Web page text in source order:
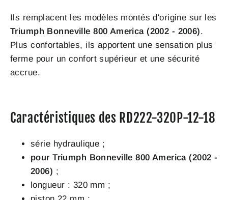
Ils remplacent les modèles montés d'origine sur les
Triumph Bonneville 800 America (2002 - 2006).
Plus confortables, ils apportent une sensation plus
ferme pour un confort supérieur et une sécurité
accrue.
Caractéristiques des RD222-320P-12-18
série hydraulique ;
pour Triumph Bonneville 800 America (2002 -
2006) ;
longueur : 320 mm ;